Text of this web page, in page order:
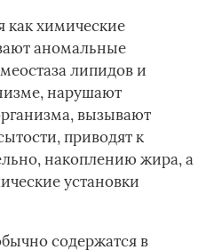
как химические
аномальные
липидов и
нарушают
вызывают
приводят к
накоплению жира, а
установки
содержатся в